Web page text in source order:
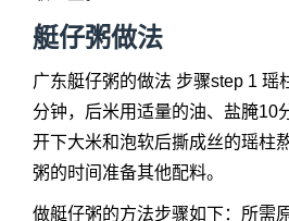
艇仔粥做法
广东艇仔粥的做法 步骤step 1 瑶
分钟，后米用适量的油、盐腌10
开下大米和泡软后撕成丝的瑶柱
粥的时间准备其他配料。
做艇仔粥的方法步骤如下：所需